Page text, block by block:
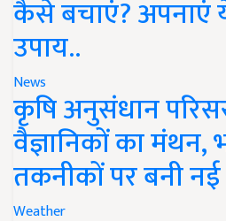
कैसे बचाएं? अपनाएं
उपाय..
News
कृषि अनुसंधान
वैज्ञानिकों का मंथन,
तकनीकों पर बनी
Weather